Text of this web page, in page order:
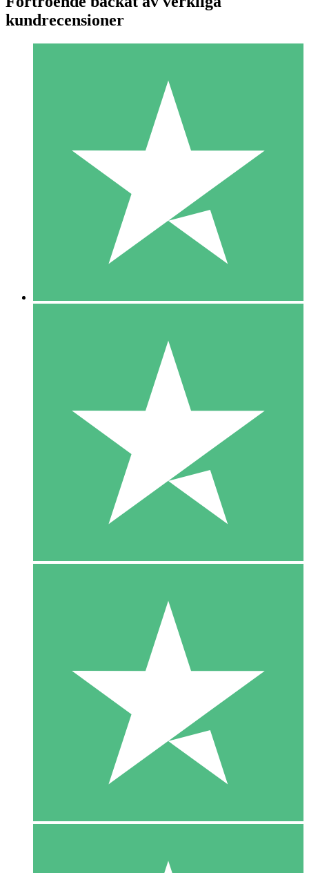
Individuella Kreditpaket
Betala per användning med nedladdningskrediter. Inget
1 Nedladdningar
10 00
10 Nedladdningar
20 00
kundrecensioner